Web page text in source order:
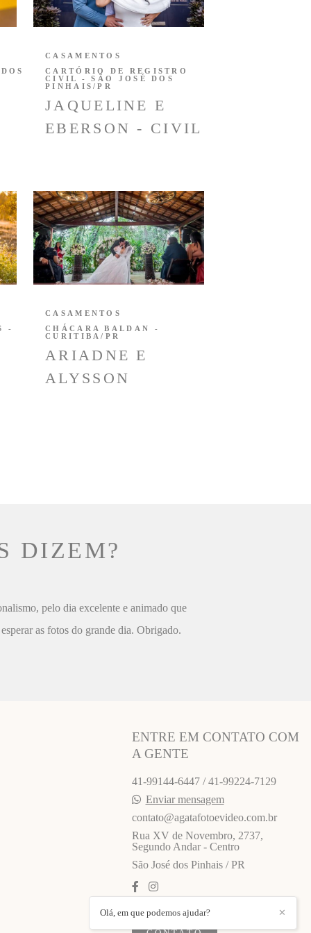
JAQUELINE E
EBERSON - CIVIL
CASAMENTOS
CARTÓRIO DE REGISTRO
CIVIL - SÃO JOSÉ DOS
PINHAIS/PR
-
ARIADNE E
ALYSSON
CASAMENTOS
CHÁCARA BALDAN -
CURITIBA/PR
DIZEM?
pelo dia excelente e animado que
as fotos do grande dia. Obrigado.
ENTRE EM CONTATO COM
A GENTE
41-99144-6447 / 41-99224-7129
Enviar mensagem
contato@agatafotoevideo.com.br
Rua XV de Novembro, 2737,
Segundo Andar - Centro
São José dos Pinhais / PR
✕
Olá, em que podemos ajudar?